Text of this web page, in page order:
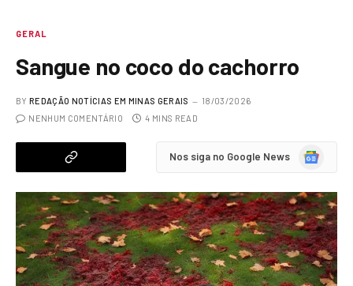
GERAL
Sangue no coco do cachorro
BY REDAÇÃO NOTÍCIAS EM MINAS GERAIS
18/03/2026
NENHUM COMENTÁRIO
4 MINS READ
Nos siga no Google News
Google